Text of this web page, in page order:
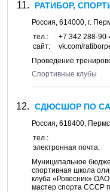
РАТИБОР,
Россия, 614000, г.
тел.:
+7 342 288-
сайт:
vk.com/
Проведение
Спортивные клубы
СДЮСШОР ПО
Россия, 618400,
тел.:
электронная почта:
Муниципальное
спортивная школа
клуба «Ровесник»
мастер спорта СССР